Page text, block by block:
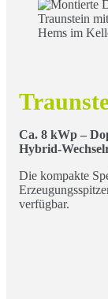
Ca. 8 kWp –
Hybrid-
Die kompakte
verfügbar.